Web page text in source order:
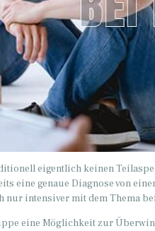
eigentlich keinen
eine genaue Diagnose von
intensiver mit dem Thema
eine Möglichkeit zur